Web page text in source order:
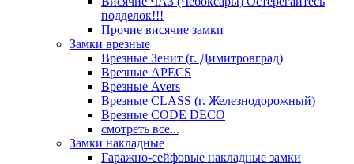
подделок!!!
Прочие висячие замки
Замки врезные
Врезные Зенит (г. Димитровград)
Врезные APECS
Врезные Avers
Врезные CLASS (г. Железнодорожный)
Врезные CODE DECO
смотреть все...
Замки накладные
Гаражно-сейфовые накладные замки